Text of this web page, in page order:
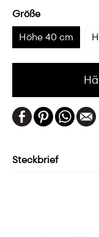
Größe
Höhe 40 cm
Steckbrief